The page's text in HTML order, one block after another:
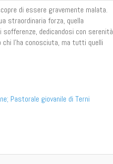
di essere gravemente malata.
straordinaria forza, quella
dedicandosi con serenità
l’ha conosciuta, ma tutti quelli
; Pastorale giovanile di Terni